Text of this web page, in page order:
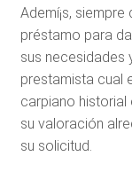
Ademí¡s,
préstamo para
sus necesidades
prestamista cual
carpiano
su valoración
su solicitud.